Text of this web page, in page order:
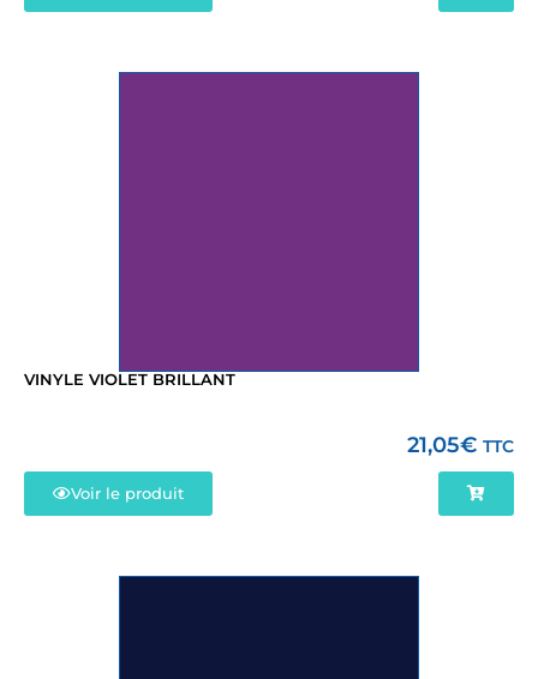
VINYLE VIOLET BRILLANT
21,05€ TTC
Voir le produit